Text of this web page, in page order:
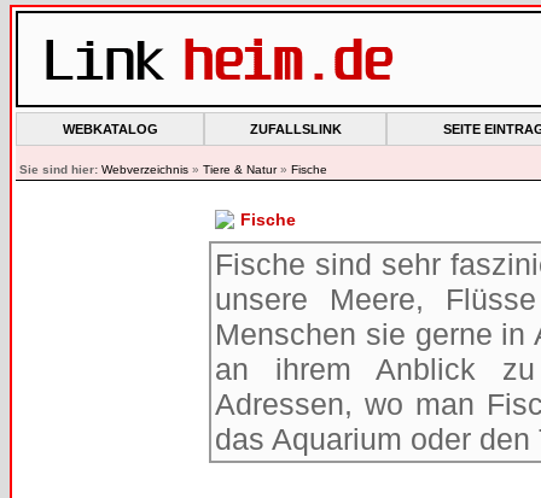
WEBKATALOG ZUFALLSLINK SEITE
Sie sind hier: Webverzeichnis » Tiere & Natur» Fische
Fische
Fische sind sehr
unsere Meere,
Menschen sie gerne in
an ihrem Anblick zu
Adressen, wo man
das Aquarium oder den